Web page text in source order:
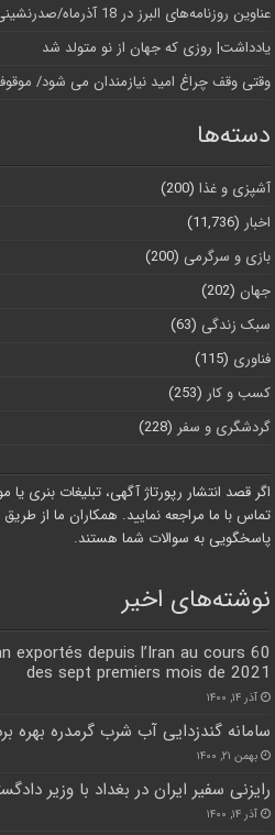
عناوین روزنامه‌های البرز در ‌18 آذرماه/صدرنشینی در ارائه خدمات زایمان بی‌درد
یادداشت| روزی که جهان از نو متولد شد
وقتی وقف چراغ امید نیازمندان می شود/
دسته‌ها
آشپزی و غذا (200)
اخبار (11,736)
بازی و سرگرمی (200)
جهان (202)
سبک زندگی (63)
فناوری (115)
کسب و کار (253)
گردشگری و سفر (228)
اگر قصد انتشار رپورتاژ آگهی، تبلیغات بنری
تماس با ما مراجعه نمایید. همکاران ما از
پاسخگویی به سوالات شما هستند.
نوشته‌های اخیر
exportés depuis l’Iran au cours
des sept premiers mois de 2021
آذر ۱۴, ۱۴۰۰
سامانه گندزدایی آب شرب گرمدره بهره
بهمن ۲۱, ۱۴۰۰
رایزنی سفیر ایران در بغداد با وزیر
آذر ۱۴, ۱۴۰۰